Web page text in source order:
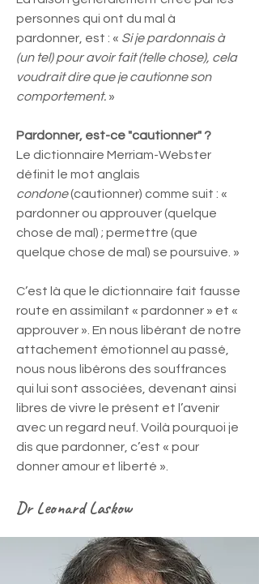
personnes qui ont du mal à
pardonner, est : « Si je pardonnais à
(un tel) pour avoir fait (telle chose), cela
voudrait dire que je cautionne son
comportement. »
Pardonner, est-ce "cautionner" ?
Le dictionnaire Merriam-Webster
définit le mot anglais
condone(cautionner) comme suit : «
pardonner ou approuver (quelque
chose de mal) ; permettre (que
quelque chose de mal) se poursuive. »
C’est là que le dictionnaire fait fausse
route en assimilant « pardonner » et «
approuver ». En nous libérant de notre
attachement émotionnel au passé,
nous nous libérons des souffrances
qui lui sont associées, devenant ainsi
libres de vivre le présent et l’avenir
avec un regard neuf. Voilà pourquoi je
dis que pardonner, c’est « pour
donner amour et liberté ».
Dr Leonard Laskow